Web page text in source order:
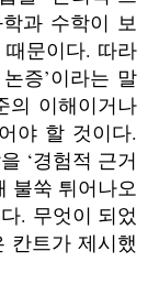
과 수학이 보
때문이다. 따라
증’이라는 말
의 이해이거나
야 할 것이다.
‘경험적 근거
불쑥 튀어나오
. 무엇이 되었
칸트가 제시했